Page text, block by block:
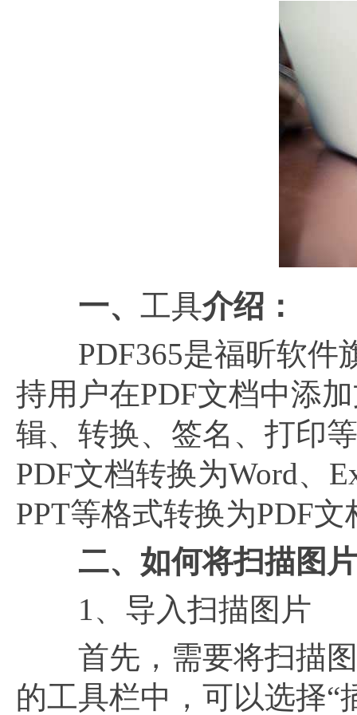
一、 工具介绍：
PDF365是福昕软件
持用户在PDF文档中添
辑、转换、签名、打印
PDF文档转换为Word、
PPT等格式转换为PDF文
二、如何将扫描图
1、导入扫描图片
首先，需要将扫描图
的工具栏中，可以选择“